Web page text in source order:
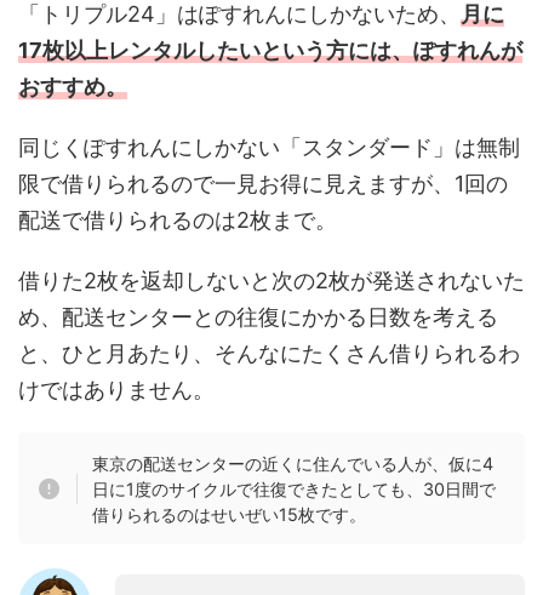
「トリプル24」はぽすれんにしかないため、 月に
17枚以上レンタルしたいという方には、ぽすれんが
おすすめ。
同じくぽすれんにしかない「スタンダード」は無制
限で借りられるので一見お得に見えますが、1回の
配送で借りられるのは2枚まで。
借りた2枚を返却しないと次の2枚が発送されないた
め、配送センターとの往復にかかる日数を考える
と、ひと月あたり、そんなにたくさん借りられるわ
けではありません。
東京の配送センターの近くに住んでいる人が、仮に4
日に1度のサイクルで往復できたとしても、30日間で
借りられるのはせいぜい15枚です。